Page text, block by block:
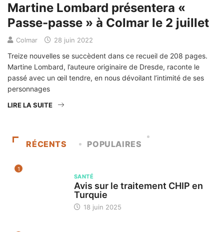
Martine Lombard présentera «
Passe-passe » à Colmar le 2 juillet
Colmar 28 juin 2022
Treize nouvelles se succèdent dans ce recueil de 208 pages.
Martine Lombard, l’auteure originaire de Dresde, raconte le
passé avec un œil tendre, en nous dévoilant l’intimité de ses
personnages
LIRE LA SUITE
RÉCENTS POPULAIRES
1
SANTÉ
Avis sur le traitement CHIP en
Turquie
18 juin 2025